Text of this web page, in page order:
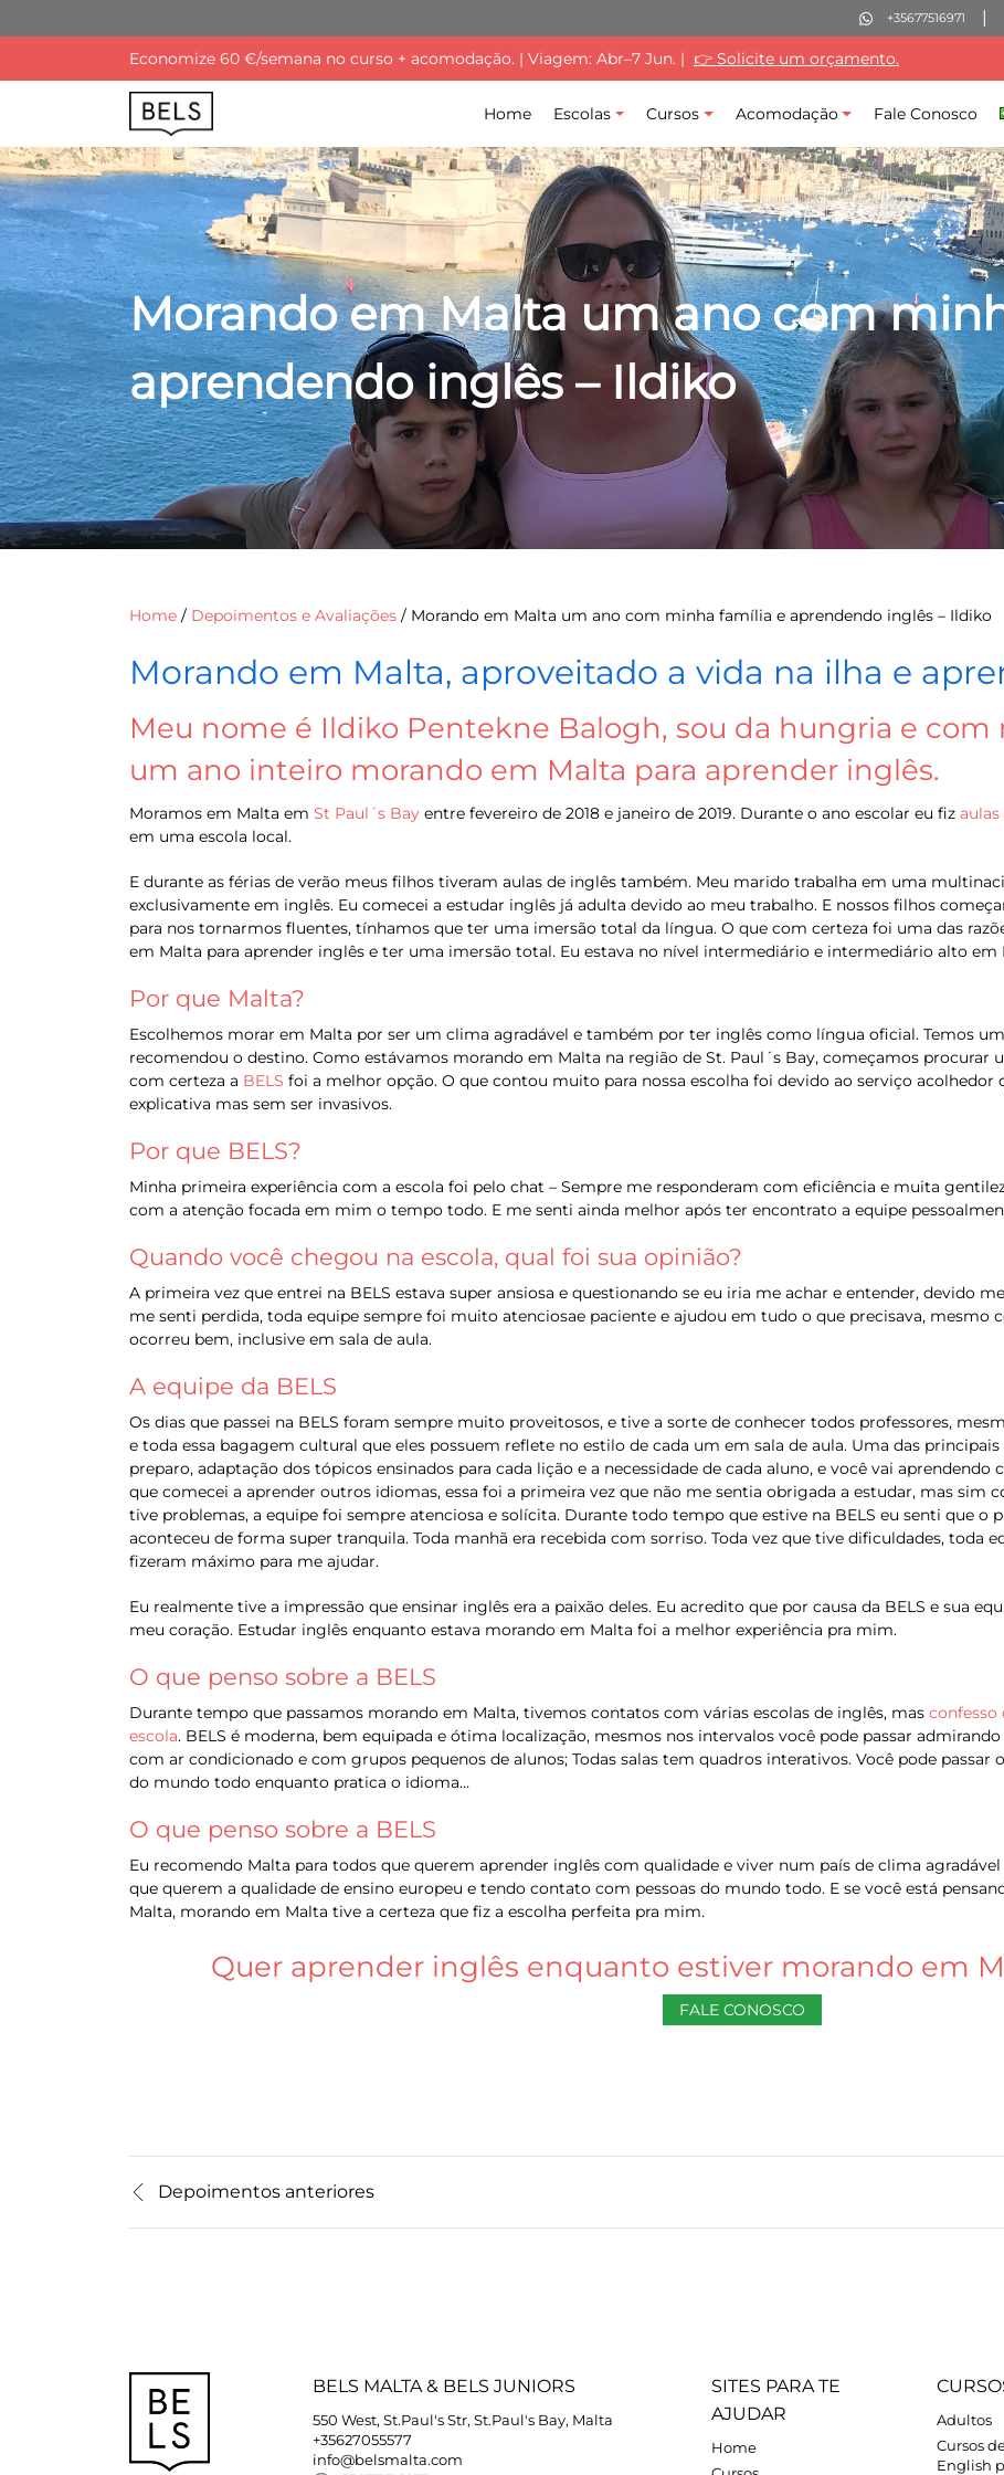
+35677516971
Economize 60 €/semana no curso + acomodação. | Viagem: Abr–7 Jun. | 👉 Solicite um orçamento.
Home Escolas Cursos Acomodação Fale Conosco
Morando em Malta um ano com
aprendendo inglês – Ildiko
Home / Depoimentos e Avaliações / Morando em Malta um ano com minha família e aprendendo inglês – Ildiko
Morando em Malta, aproveitado a vida na ilha e
Meu nome é Ildiko Pentekne Balogh, sou da hungria e com
um ano inteiro morando em Malta para aprender inglês.
Moramos em Malta em St Paul´s Bay entre fevereiro de 2018 e janeiro de 2019. Durante o ano escolar eu fiz
em uma escola local.
E durante as férias de verão meus filhos tiveram aulas de inglês também. Meu marido trabalha em uma
exclusivamente em inglês. Eu comecei a estudar inglês já adulta devido ao meu trabalho. E nossos filhos
para nos tornarmos fluentes, tínhamos que ter uma imersão total da língua. O que com certeza foi uma das
em Malta para aprender inglês e ter uma imersão total. Eu estava no nível intermediário e intermediário alto em
Por que Malta?
Escolhemos morar em Malta por ser um clima agradável e também por ter inglês como língua oficial. Temos
recomendou o destino. Como estávamos morando em Malta na região de St. Paul´s Bay, começamos procurar
com certeza a BELS foi a melhor opção. O que contou muito para nossa escolha foi devido ao serviço
explicativa mas sem ser invasivos.
Por que BELS?
Minha primeira experiência com a escola foi pelo chat – Sempre me responderam com eficiência e muita
com a atenção focada em mim o tempo todo. E me senti ainda melhor após ter encontrato a equipe
Quando você chegou na escola, qual foi sua opinião?
A primeira vez que entrei na BELS estava super ansiosa e questionando se eu iria me achar e entender, devido
me senti perdida, toda equipe sempre foi muito atenciosae paciente e ajudou em tudo o que precisava,
ocorreu bem, inclusive em sala de aula.
A equipe da BELS
Os dias que passei na BELS foram sempre muito proveitosos, e tive a sorte de conhecer todos professores,
e toda essa bagagem cultural que eles possuem reflete no estilo de cada um em sala de aula. Uma das
preparo, adaptação dos tópicos ensinados para cada lição e a necessidade de cada aluno, e você vai aprendendo
que comecei a aprender outros idiomas, essa foi a primeira vez que não me sentia obrigada a estudar, mas sim
tive problemas, a equipe foi sempre atenciosa e solícita. Durante todo tempo que estive na BELS eu senti que o
aconteceu de forma super tranquila. Toda manhã era recebida com sorriso. Toda vez que tive dificuldades, toda
fizeram máximo para me ajudar.
Eu realmente tive a impressão que ensinar inglês era a paixão deles. Eu acredito que por causa da BELS e sua
meu coração. Estudar inglês enquanto estava morando em Malta foi a melhor experiência pra mim.
O que penso sobre a BELS
Durante tempo que passamos morando em Malta, tivemos contatos com várias escolas de inglês, mas confesso
escola. BELS é moderna, bem equipada e ótima localização, mesmos nos intervalos você pode passar
com ar condicionado e com grupos pequenos de alunos; Todas salas tem quadros interativos. Você pode
do mundo todo enquanto pratica o idioma…
O que penso sobre a BELS
Eu recomendo Malta para todos que querem aprender inglês com qualidade e viver num país de clima
que querem a qualidade de ensino europeu e tendo contato com pessoas do mundo todo. E se você está
Malta, morando em Malta tive a certeza que fiz a escolha perfeita pra mim.
Quer aprender inglês enquanto estiver morando em
FALE CONOSCO
Depoimentos anteriores
BELS MALTA& BELS JUNIORS
550 West, St.Paul's Str, St.Paul's Bay, Malta
+35627055577
info@belsmalta.com
SITES PARA TE
AJUDAR
Home
Adultos
Cursos
English